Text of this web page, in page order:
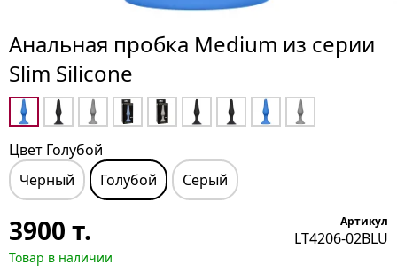
Анальная пробка Medium из серии
Slim Silicone
Цвет Голубой
Черный
Голубой Серый
3900 т.
Товар в наличии
Артикул
LT4206-02BLU